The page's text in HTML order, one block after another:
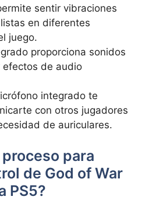
sentir vibraciones
en diferentes
juego.
proporciona sonidos
efectos de audio
integrado te
con otros jugadores
de auriculares.
para
de God of War
PS5?